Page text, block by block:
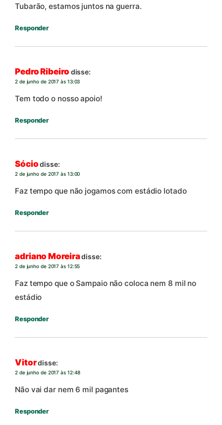
Tubarão, estamos juntos na guerra.
Responder
Pedro Ribeiro disse:
2 de junho de 2017 às 13:03
Tem todo o nosso apoio!
Responder
Sócio disse:
2 de junho de 2017 às 13:00
Faz tempo que não jogamos com estádio lotado
Responder
adriano Moreiradisse:
2 de junho de 2017 às 12:55
Faz tempo que o Sampaio não coloca nem 8 mil no
estádio
Responder
Vitordisse:
2 de junho de 2017 às 12:48
Não vai dar nem 6 mil pagantes
Responder